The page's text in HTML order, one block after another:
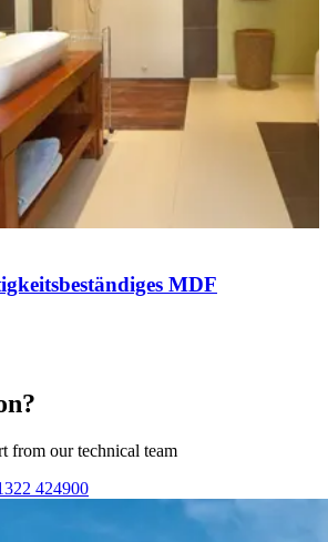
MDF
from our technical team
424900